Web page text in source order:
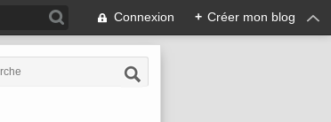
Connexion + Créer mon blog